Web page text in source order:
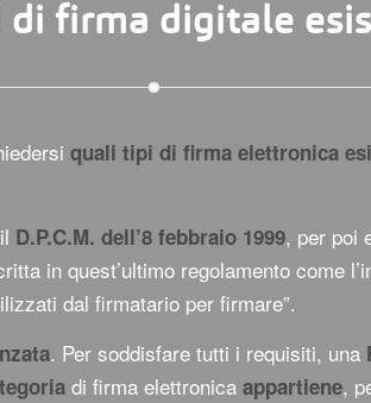
firma digitale
quali tipi di firma elettronica
D.P.C.M. dell’8 febbraio 1999, per poi
in quest’ultimo regolamento come
dal firmatario per firmare”.
. Per soddisfare tutti i requisiti, una
di firma elettronica appartiene,